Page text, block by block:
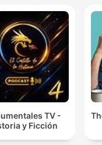
TV -
y Ficción